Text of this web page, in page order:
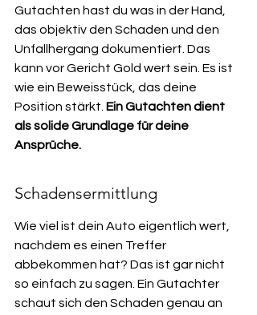
Gutachten hast du was in der Hand,
das objektiv den Schaden und den
Unfallhergang dokumentiert. Das
kann vor Gericht Gold wert sein. Es ist
wie ein Beweisstück, das deine
Position stärkt. Ein Gutachten dient
als solide Grundlage für deine
Ansprüche.
Schadensermittlung
Wie viel ist dein Auto eigentlich wert,
nachdem es einen Treffer
abbekommen hat? Das ist gar nicht
so einfach zu sagen. Ein Gutachter
schaut sich den Schaden genau an